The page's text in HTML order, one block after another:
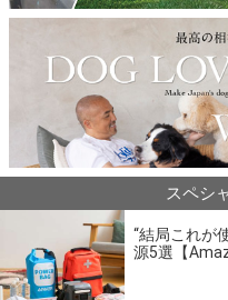
スペシ
“結局これが
源5選【